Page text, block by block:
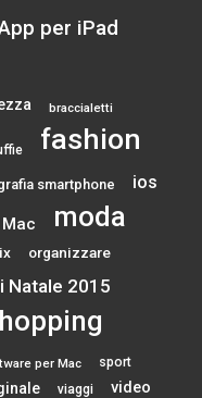
per iPad
braccialetti
fashion
smartphone ios
Mac moda
organizzare
Natale 2015
per Mac sport
viaggi video